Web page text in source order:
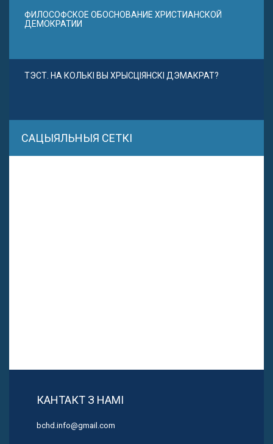
ФИЛОСОФСКОЕ ОБОСНОВАНИЕ ХРИСТИАНСКОЙ
ДЕМОКРАТИИ
ТЭСТ. НА КОЛЬКІ ВЫ ХРЫСЦІЯНСКІ ДЭМАКРАТ?
САЦЫЯЛЬНЫЯ СЕТКІ
КАНТАКТ З НАМІ
bchd.info@gmail.com